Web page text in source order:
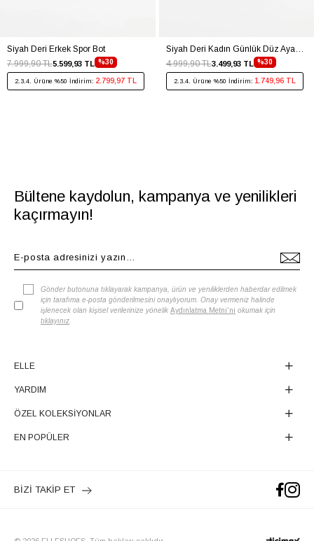
Siyah Deri Erkek Spor Bot
%30
5.599,93 TL
7.999,90 TL
2.3.4. Ürüne %50 İndirim: 2.799,97 TL
Siyah Deri Kadın Günlük Düz Ayakkabı
%30
3.499,93 TL
4.999,90 TL
2.3.4. Ürüne %50 İndirim: 1.749,96 TL
Bültene kaydolun, kampanya ve yenilikleri
kaçırmayın!
Gönder butonuna tıklayarak kampanya, ürün ve yeniliklerden haberdar edilmek
için tarafıma e-posta gönderilmesini onaylıyorum. Onay vermeniz halinde
işlenecek olan kişisel verilerinize yönelik Aydınlatma Metni'ni okumak için
tıklayınız
ELLE
YARDIM
ÖZEL KOLEKSİYONLAR
EN POPÜLER
BİZİ TAKİP ET